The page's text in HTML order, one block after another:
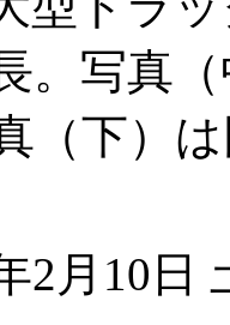
。写真
（下）
2月10日